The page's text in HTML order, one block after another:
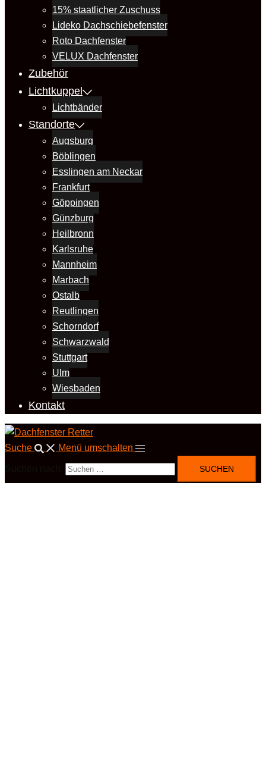
15% staatlicher Zuschuss
Lideko Dachschiebefenster
Roto Dachfenster
VELUX Dachfenster
Zubehör
Lichtkuppel
Lichtbänder
Standorte
Augsburg
Böblingen
Esslingen am Neckar
Frankfurt
Göppingen
Günzburg
Heilbronn
Karlsruhe
Mannheim
Marbach
Ostalb
Reutlingen
Schorndorf
Schwarzwald
Stuttgart
Ulm
Wiesbaden
Kontakt
Suche Menü umschalten